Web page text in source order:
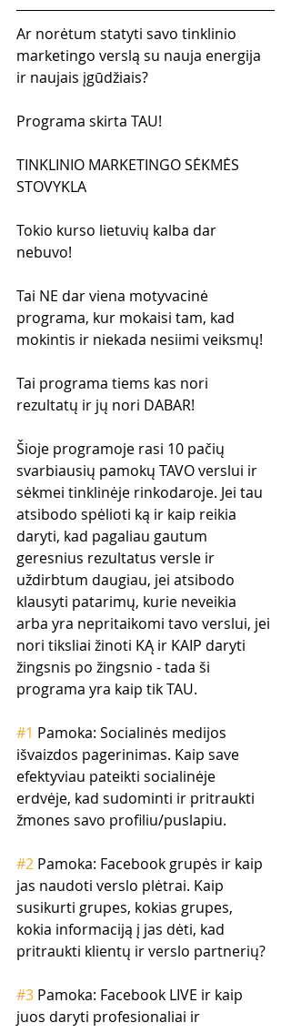
Ar norėtum statyti savo tinklinio
marketingo verslą su nauja energija
ir naujais įgūdžiais?
Programa skirta TAU!
TINKLINIO MARKETINGO SĖKMĖS
STOVYKLA
Tokio kurso lietuvių kalba dar
nebuvo!
Tai NE dar viena motyvacinė
programa, kur mokaisi tam, kad
mokintis ir niekada nesiimi veiksmų!
Tai programa tiems kas nori
rezultatų ir jų nori DABAR!
Šioje programoje rasi 10 pačių
svarbiausių pamokų TAVO verslui ir
sėkmei tinklinėje rinkodaroje. Jei tau
atsibodo spėlioti ką ir kaip reikia
daryti, kad pagaliau gautum
geresnius rezultatus versle ir
uždirbtum daugiau, jei atsibodo
klausyti patarimų, kurie neveikia
arba yra nepritaikomi tavo verslui, jei
nori tiksliai žinoti KĄ ir KAIP daryti
žingsnis po žingsnio - tada ši
programa yra kaip tik TAU.
#1 Pamoka: Socialinės medijos
išvaizdos pagerinimas. Kaip save
efektyviau pateikti socialinėje
erdvėje, kad sudominti ir pritraukti
žmones savo profiliu/puslapiu.
#2 Pamoka: Facebook grupės ir kaip
jas naudoti verslo plėtrai. Kaip
susikurti grupes, kokias grupes,
kokia informaciją į jas dėti, kad
pritraukti klientų ir verslo partnerių?
#3 Pamoka: Facebook LIVE ir kaip
juos daryti profesionaliai ir